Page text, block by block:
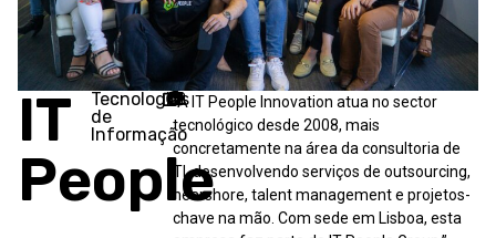
IT
People
Tecnologias
de
Informação
“A IT People Innovation atua no sector
tecnológico desde 2008, mais
concretamente na área da consultoria de
TI, desenvolvendo serviços de outsourcing,
nearshore, talent management e projetos-
chave na mão. Com sede em Lisboa, esta